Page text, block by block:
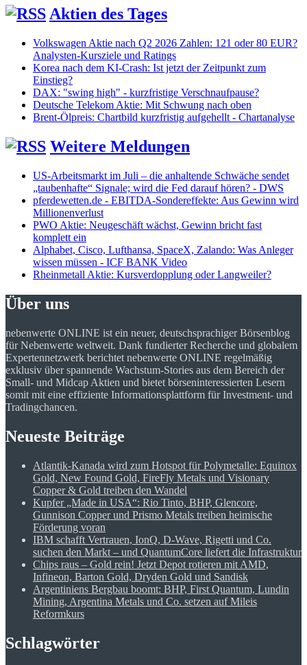
Aktien des Tages
Volkswagen Aktie nach Q2 2026 Zahlen: 121 oder 80 EUR?
Analysten-Kursziele und Ratings
Korea nach dem KI-Crash: Ist jetzt der Zeitpunkt zum
Einstieg?
DAX: "swing high" - kurzfristige Verschnaufpause?
Deutsche Telekom Aktie: Mit Schwung nach oben
Brent-Ölpreis: Chartbild kurzfristig aufgehellt - Chartanalyse
Weitere Meldungen
US-Arbeitsmarkt im Juli – die anhaltende Schwäche sendet
„taubenhafte“ Signale; wird die Fed darauf hören? - DWS
pferdewetten.de - EBITDA-Sondereffekte: Aus Gewinn wird
Millionenverlust
PWO Aktie: Neugeschäft wächst, Gewinn bricht fast
komplett ein
Alphabet, Cisco, Lufthansa, SpaceX, Zalando: Was Anleger
wissen müssen - ICF BANK Video
Rheinmetall Aktie: Kursverdopplung oder Langweiler?
Über uns
nebenwerte ONLINE ist ein neuer, deutschsprachiger Börsenblog
für Nebenwerte weltweit. Dank fundierter Recherche und globalem
Expertennetzwerk berichtet nebenwerte ONLINE regelmäßig
exklusiv über spannende Wachstum-Stories aus dem Bereich der
Small- und Midcap Aktien und bietet börseninteressierten Lesern
somit mit eine effiziente Informationsplattform für Investment- und
Tradingchancen.
Neueste Beiträge
Atlantik-Kanada wird zum Hotspot für Polymetalle: Equinox
Gold, New Found Gold, FireFly Metals und Visionary
Copper & Gold treiben den Wandel
Kupfer „Made in USA“: Rio Tinto, BHP, Glencore,
Gunnison Copper und Prismo Metals treiben heimische
Förderung voran
IBM schafft Vertrauen, IonQ, D-Wave, Rigetti und Co.
suchen den Markt – und QuantumCore liefert die Infrastruktur
Chips raus – Gold rein! Jetzt Depot rotieren mit AMD,
Infineon, Barton Gold, Dryden Gold und Sandisk
Argentiniens Bergbau boomt: BHP, First Quantum, Lundin
Mining, Argentina Metals und Co. setzen auf Mileis
Reformkurs
Schlagwörter